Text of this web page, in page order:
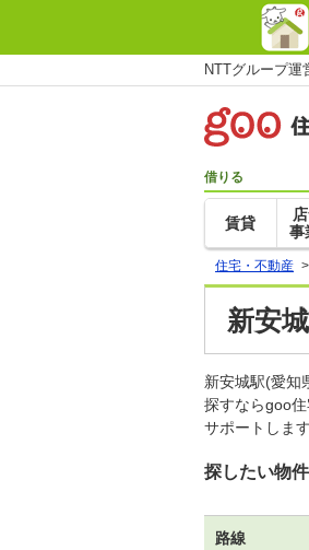
NTTグループ運
借りる
賃貸
事
住宅・不動産 >
新安
新安城駅(愛知
探すならgoo
サポートします
探したい物
路線